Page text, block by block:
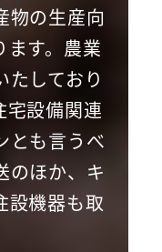
物の生産向
ます。農業
たしており
宅設備関連
とも言うべ
のほか、キ
設機器も取